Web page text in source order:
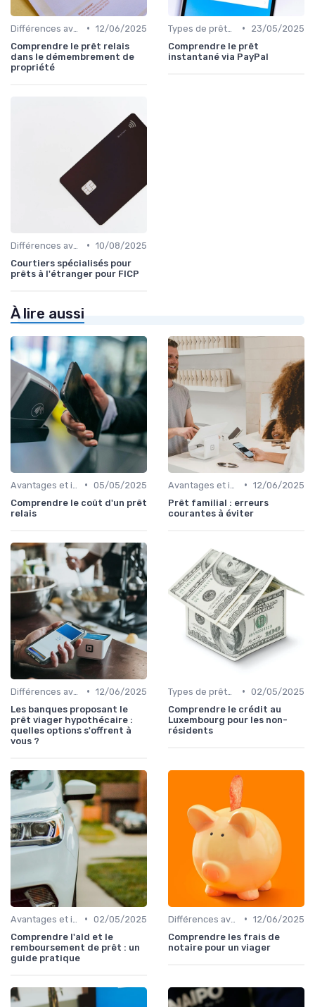
• 12/06/2025
Comprendre le prêt relais
dans le démembrement de
propriété
•
23/05/2025
Comprendre le prêt
instantané via PayPal
• 10/08/2025
Courtiers spécialisés pour
prêts à l'étranger pour FICP
À lire aussi
• 05/05/2025
Comprendre le coût d'un prêt
relais
• 12/06/2025
Prêt familial : erreurs
courantes à éviter
• 12/06/2025
Les banques proposant le
prêt viager hypothécaire :
quelles options s'offrent à
vous ?
• 02/05/2025
Comprendre le crédit au
Luxembourg pour les non-
résidents
• 02/05/2025
Comprendre l'ald et le
remboursement de prêt : un
guide pratique
• 12/06/2025
Comprendre les frais de
notaire pour un viager